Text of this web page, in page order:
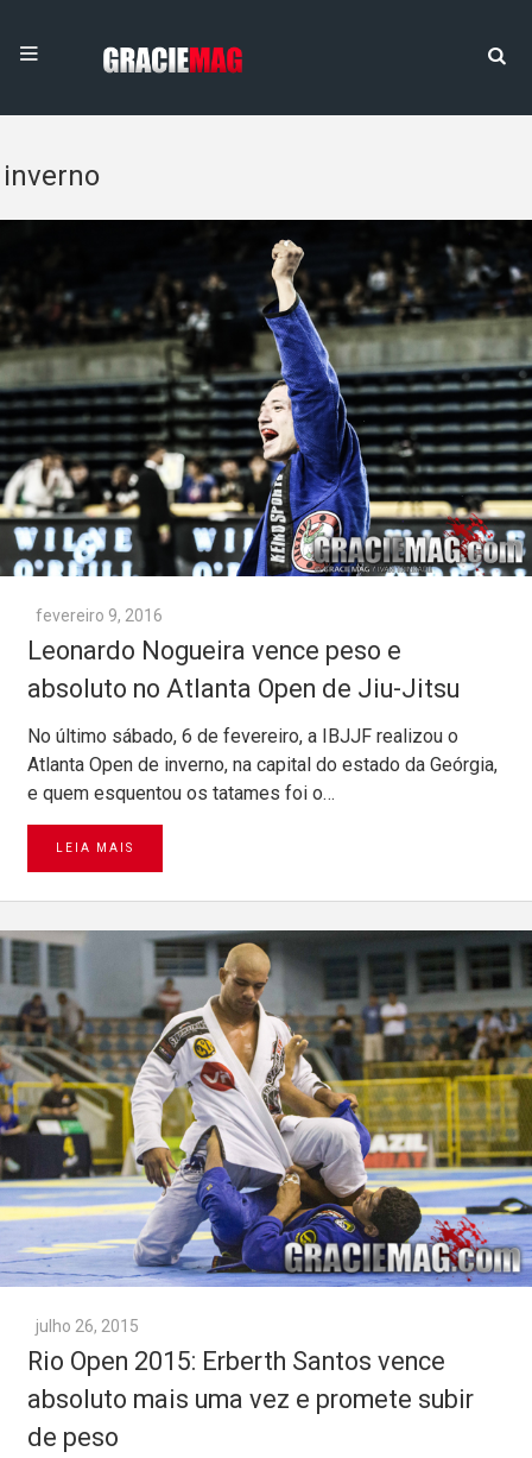
inverno
fevereiro 9, 2016
Leonardo Nogueira vence peso e
absoluto no Atlanta Open de Jiu-Jitsu
No último sábado, 6 de fevereiro, a IBJJF realizou o
Atlanta Open de inverno, na capital do estado da Geórgia,
e quem esquentou os tatames foi o…
LEIA MAIS
julho 26, 2015
Rio Open 2015: Erberth Santos vence
absoluto mais uma vez e promete subir
de peso